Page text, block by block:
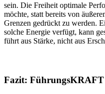
sein. Die Freiheit optimale
möchte, statt bereits von
Grenzen gedrückt zu werden.
solche Energie verfügt, kann
führt aus Stärke, nicht aus
Fazit: